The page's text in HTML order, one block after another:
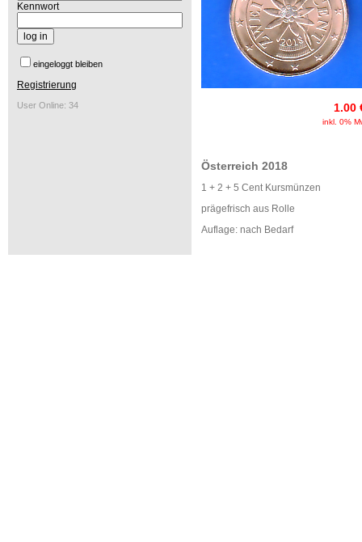
Kennwort
eingeloggt bleiben
Registrierung
User Online: 34 1.00
inkl. 0%
Österreich 2018
1 + 2 + 5 Cent Kursmünzen
prägefrisch aus Rolle
Auflage: nach Bedarf